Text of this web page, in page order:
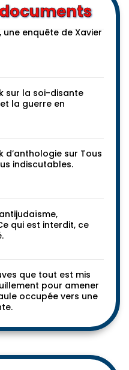
une enquête de Xavier
sur la soi-disante
la guerre en
d’anthologie sur Tous
indiscutables.
qui est interdit, ce
que tout est mis
pour amener
occupée vers une